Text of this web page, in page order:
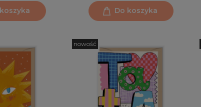
Do koszyka
nowość